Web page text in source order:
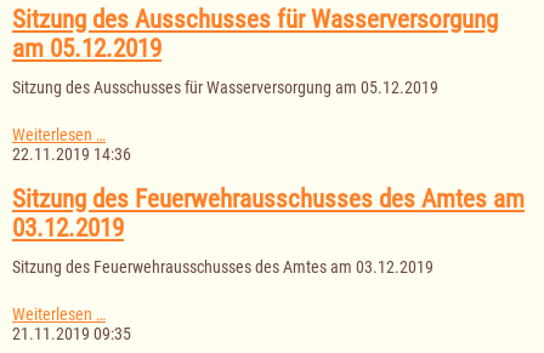
für
Abwasserbeseitigung
am
Sitzung des Ausschusses für Wasserversorgung
am 05.12.2019
Sitzung des Ausschusses für Wasserversorgung am 05.12.2019
Weiterlesen …
des
für
Wasserversorgung
am
22.11.2019 14:36
Sitzung des Feuerwehrausschusses des Amtes am
03.12.2019
Sitzung des Feuerwehrausschusses des Amtes am 03.12.2019
Weiterlesen …Sitzung
des
21.11.2019 09:35